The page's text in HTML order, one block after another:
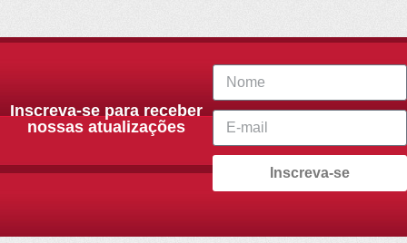
Inscreva-se para receber
nossas atualizações
Inscreva-se